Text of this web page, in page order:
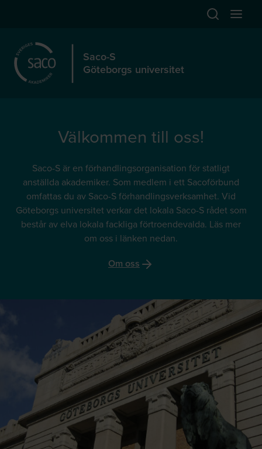
Öppna
Saco-S
Göteborgs universitet
Välkommen till oss!
Saco-S är en förhandlingsorganisation för statligt
anställda akademiker. Som medlem i ett Sacoförbund
omfattas du av Saco-S förhandlingsverksamhet. Vid
Göteborgs universitet verkar det lokala Saco-S rådet som
består av elva lokala fackliga förtroendevalda. Läs mer
om oss i länken nedan.
Om oss